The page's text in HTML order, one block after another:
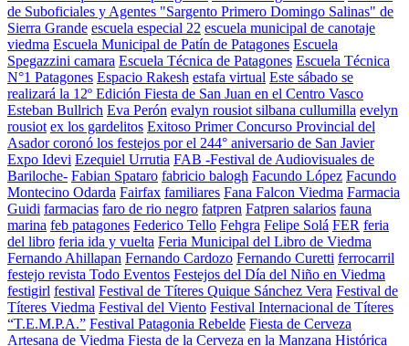
de Suboficiales y Agentes "Sargento Primero Domingo Salinas" de
Sierra Grande escuela especial 22 escuela municipal de canotaje
viedma Escuela Municipal de Patín de Patagones Escuela
Spegazzini camara Escuela Técnica de Patagones Escuela Técnica
N°1 Patagones Espacio Rakesh estafa virtual Este sábado se
realizará la 12º Edición Fiesta de San Juan en el Centro Vasco
Esteban Bullrich Eva Perón evalyn rousiot silbana cullumilla evelyn
rousiot ex los gardelitos Exitoso Primer Concurso Provincial del
Asador coronó los festejos por el 244° aniversario de San Javier
Expo Idevi Ezequiel Urrutia FAB -Festival de Audiovisuales de
Bariloche- Fabian Spataro fabricio balogh Facundo López Facundo
Montecino Odarda Fairfax familiares Fana Falcon Viedma Farmacia
Guidi farmacias faro de rio negro fatpren Fatpren salarios fauna
marina feb patagones Federico Tello Fehgra Felipe Solá FER feria
del libro feria ida y vuelta Feria Municipal del Libro de Viedma
Fernando Ahillapan Fernando Cardozo Fernando Curetti ferrocarril
festejo revista Todo Eventos Festejos del Día del Niño en Viedma
festigirl festival Festival de Títeres Quique Sánchez Vera Festival de
Títeres Viedma Festival del Viento Festival Internacional de Títeres
“T.E.M.P.A.” Festival Patagonia Rebelde Fiesta de Cerveza
Artesana de Viedma Fiesta de la Cerveza en la Manzana Histórica